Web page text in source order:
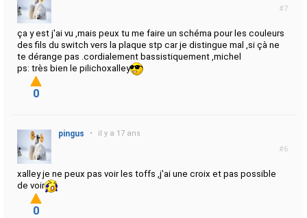
#7
ça y est j'ai vu ,mais peux tu me faire un schéma pour les couleurs
des fils du switch vers la plaque stp car je distingue mal ,si çà ne
te dérange pas .cordialement bassistiquement ,michel
ps: très bien le pilichoxalley
0
#6
pingus • il y a 17 ans
xalley je ne peux pas voir les toffs ,j'ai une croix et pas possible
de voir
0